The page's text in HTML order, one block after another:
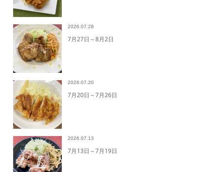
2026.07.28
7月27日～8月2日
2026.07.20
7月20日～7月26日
2026.07.13
7月13日～7月19日